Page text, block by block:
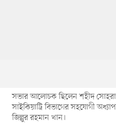
সভার আলোচক ছিলেন শহীদ
সাইকিয়াট্রি বিভাগের সহযোগী
জিল্লুর রহমান খান।